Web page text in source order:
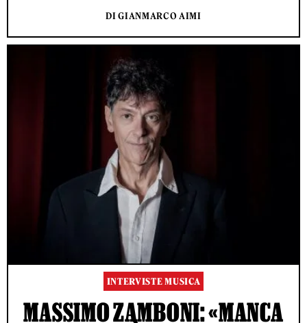
DI GIANMARCO AIMI
INTERVISTE MUSICA
MASSIMO ZAMBONI: «MANCA